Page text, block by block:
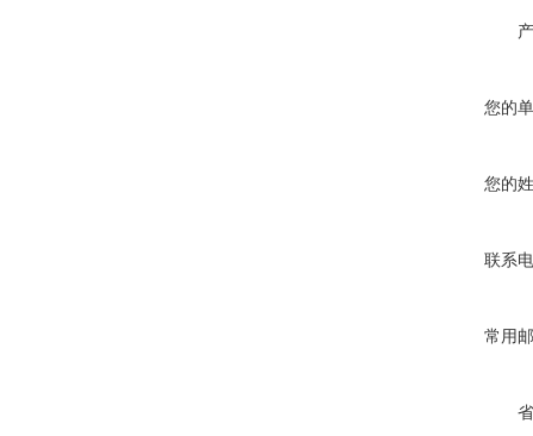
您的
您的
联系
常用